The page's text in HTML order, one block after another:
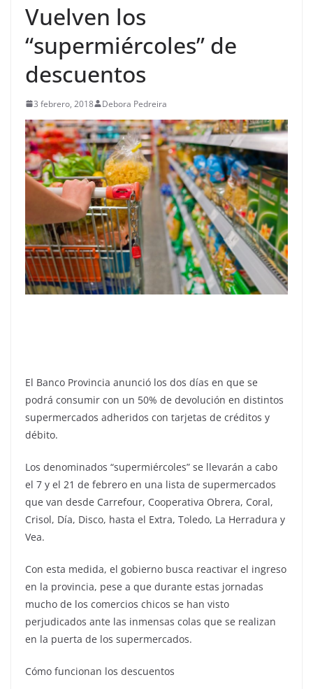
Vuelven los
“supermiércoles” de
descuentos
3 febrero, 2018 Debora Pedreira
El Banco Provincia anunció los dos días en que se
podrá consumir con un 50% de devolución en distintos
supermercados adheridos con tarjetas de créditos y
débito.
Los denominados “supermiércoles” se llevarán a cabo
el 7 y el 21 de febrero en una lista de supermercados
que van desde Carrefour, Cooperativa Obrera, Coral,
Crisol, Día, Disco, hasta el Extra, Toledo, La Herradura y
Vea.
Con esta medida, el gobierno busca reactivar el ingreso
en la provincia, pese a que durante estas jornadas
mucho de los comercios chicos se han visto
perjudicados ante las inmensas colas que se realizan
en la puerta de los supermercados.
Cómo funcionan los descuentos